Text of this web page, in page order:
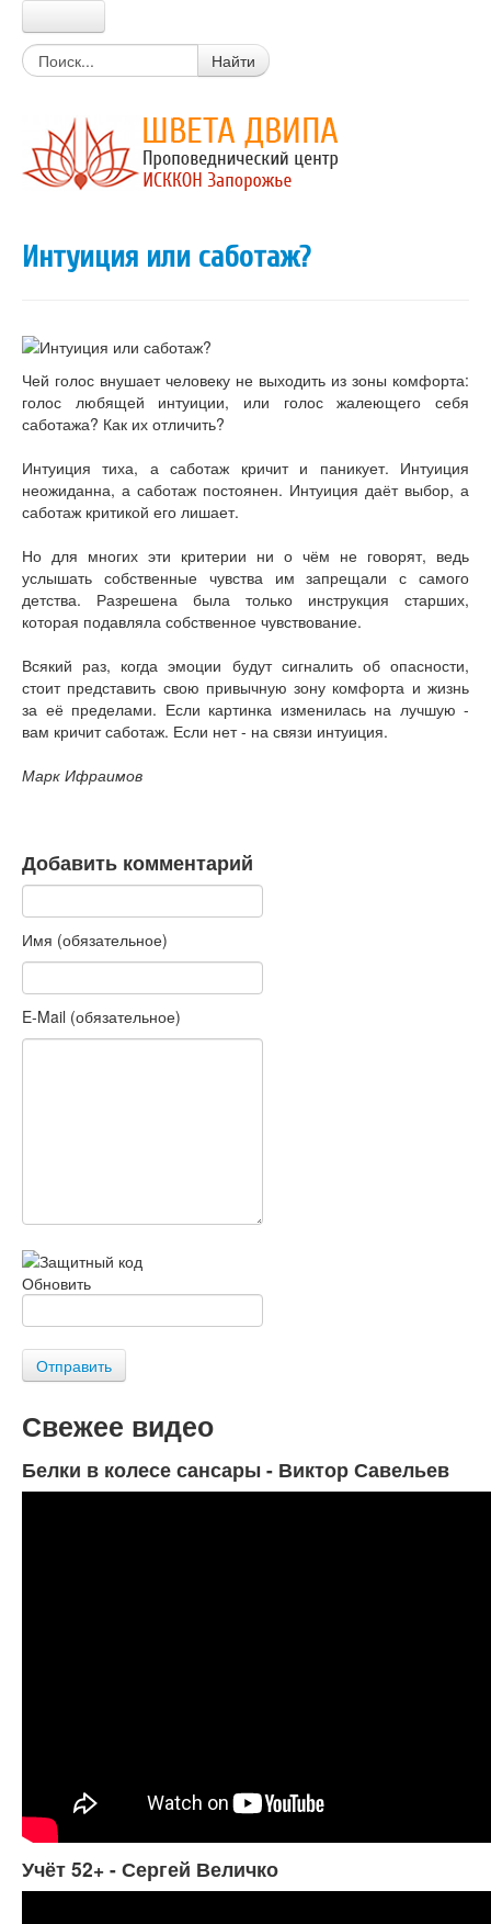
Главная
Цитаты из писаний
Книги Прабхупады
Письма Прабхупады
Новости Харе Кришна
Очень простой вопрос
Божества
Истории о святых
Цитаты из лекций, книг
Вегетарианские рецепты
Искры Истины
Статьи
Книги
Видео
Контакты
Наши контакты
Помощь Швета Двипе
Найти
Интуиция или саботаж?
Чей голос внушает человеку не выходить из зоны комфорта:
голос любящей интуиции, или голос жалеющего себя
саботажа? Как их отличить?
Интуиция тиха, а саботаж кричит и паникует. Интуиция
неожиданна, а саботаж постоянен. Интуиция даёт выбор, а
саботаж критикой его лишает.
Но для многих эти критерии ни о чём не говорят, ведь
услышать собственные чувства им запрещали с самого
детства. Разрешена была только инструкция старших,
которая подавляла собственное чувствование.
Всякий раз, когда эмоции будут сигналить об опасности,
стоит представить свою привычную зону комфорта и жизнь
за её пределами. Если картинка изменилась на лучшую -
вам кричит саботаж. Если нет - на связи интуиция.
Марк Ифраимов
Добавить комментарий
Имя (обязательное)
E-Mail (обязательное)
Обновить
Отправить
Свежее видео
Белки в колесе сансары - Виктор Савельев
Учёт 52+ - Сергей Величко